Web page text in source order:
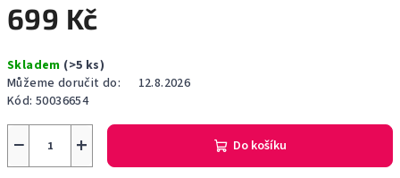
699 Kč
cena:
Skladem (>5 ks)
Můžeme doručit do:
12.8.2026
Kód: 50036654
+
− Do košíku